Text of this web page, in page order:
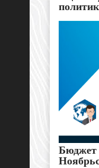
Бюджет